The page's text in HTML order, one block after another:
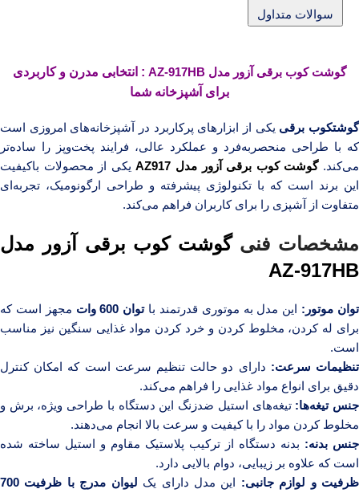
سوالات متداول
گوشت کوب برقی آزور مدل AZ-917HB
: انتخابی مدرن و کاربردی
برای آشپزخانه شما
گوشتکوب برقی یکی از ابزارهای پرکاربرد در آشپزخانه‌های امروزی است
که با طراحی منحصربه‌فرد و عملکرد عالی، فرایند پخت‌وپز را ساده‌تر
می‌کند.گوشت کوب برقی آزور مدل AZ917
یکی از محصولات باکیفیت
این برند است که با تکنولوژی پیشرفته و طراحی ارگونومیک، تجربه‌ای
متفاوت از آشپزی را برای کاربران فراهم می‌کند.
مشخصات فنیگوشت کوب برقی آزور مدل
AZ-917HB
توان موتور: این مدل به موتوری قدرتمند باتوان 600 وات
مجهز است که
برای له کردن، مخلوط کردن و خرد کردن مواد غذایی سنگین نیز مناسب
است.
تنظیمات سرعت: دارای دو حالت تنظیم سرعت است که امکان کنترل
دقیق برای انواع مواد غذایی را فراهم می‌کند.
جنس تیغه‌ها: تیغه‌های استیل ضدزنگ این دستگاه با طراحی ویژه، برش و
مخلوط کردن مواد را با کیفیت و سرعت بالا انجام می‌دهند.
جنس بدنه: بدنه دستگاه از ترکیب پلاستیک مقاوم و استیل ساخته شده
است که علاوه بر زیبایی، دوام بالایی دارد.
ظرفیت و لوازم جانبی: این مدل دارای یک
لیوان مدرج با ظرفیت 700